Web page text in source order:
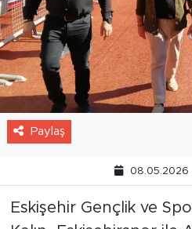
Paylaş
08.05.2026
Eskişehir Gençlik ve